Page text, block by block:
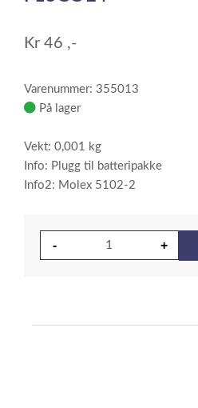
Kr 46 ,-
Varenummer: 355013
På lager
Vekt: 0,001 kg
Info: Plugg til batteripakke
Info2: Molex 5102-2